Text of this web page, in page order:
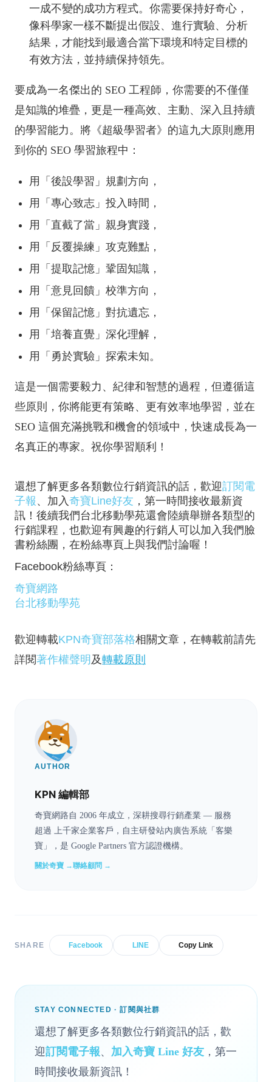
一成不變的成功方程式。你需要保持好奇心，
像科學家一樣不斷提出假設、進行實驗、分析
結果，才能找到最適合當下環境和特定目標的
有效方法，並持續保持領先。
要成為一名傑出的 SEO 工程師，你需要的不僅僅
是知識的堆疊，更是一種高效、主動、深入且持續
的學習能力。將《超級學習者》的這九大原則應用
到你的 SEO 學習旅程中：
用「後設學習」規劃方向，
用「專心致志」投入時間，
用「直截了當」親身實踐，
用「反覆操練」攻克難點，
用「提取記憶」鞏固知識，
用「意見回饋」校準方向，
用「保留記憶」對抗遺忘，
用「培養直覺」深化理解，
用「勇於實驗」探索未知。
這是一個需要毅力、紀律和智慧的過程，但遵循這
些原則，你將能更有策略、更有效率地學習，並在
SEO 這個充滿挑戰和機會的領域中，快速成長為一
名真正的專家。祝你學習順利！
還想了解更多各類數位行銷資訊的話，歡迎訂閱電
子報 、加入 奇寶Line好友 ，第一時間接收最新資
訊！後續我們台北移動學苑還會陸續舉辦各類型的
行銷課程，也歡迎有興趣的行銷人可以加入我們臉
書粉絲團，在粉絲專頁上與我們討論喔！
Facebook粉絲專頁：
奇寶網路
台北移動學苑
歡迎轉載KPN奇寶部落格相關文章，在轉載前請先
詳閱著作權聲明 及轉載原則
AUTHOR
KPN 編輯部
奇寶網路自 2006 年成立，深耕搜尋行銷產業 — 服務
超過 上千家企業客戶，自主研發站內廣告系統「客樂
寶」，是 Google Partners 官方認證機構。
關於奇寶 →聯絡顧問 →
SHARE Facebook LINE Copy Link
STAY CONNECTED · 訂閱與社群
還想了解更多各類數位行銷資訊的話，歡
迎訂閱電子報、 加入奇寶 Line 好友 ，第一
時間接收最新資訊！